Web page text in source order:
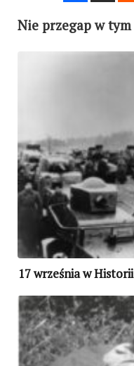
Nie przegap w
17 września w